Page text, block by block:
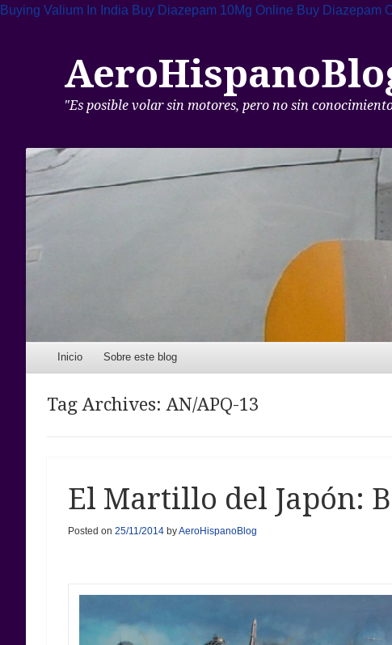
Buying Valium In India Buy Diazepam 10Mg Online Buy Diazepam
"Es posible volar sin motores, pero no sin
Menu
Skip to content
Inicio Sobre este blog
Tag Archives: AN/APQ-13
El Martillo del Japón:
Posted on 25/11/2014byAeroHispanoBlog